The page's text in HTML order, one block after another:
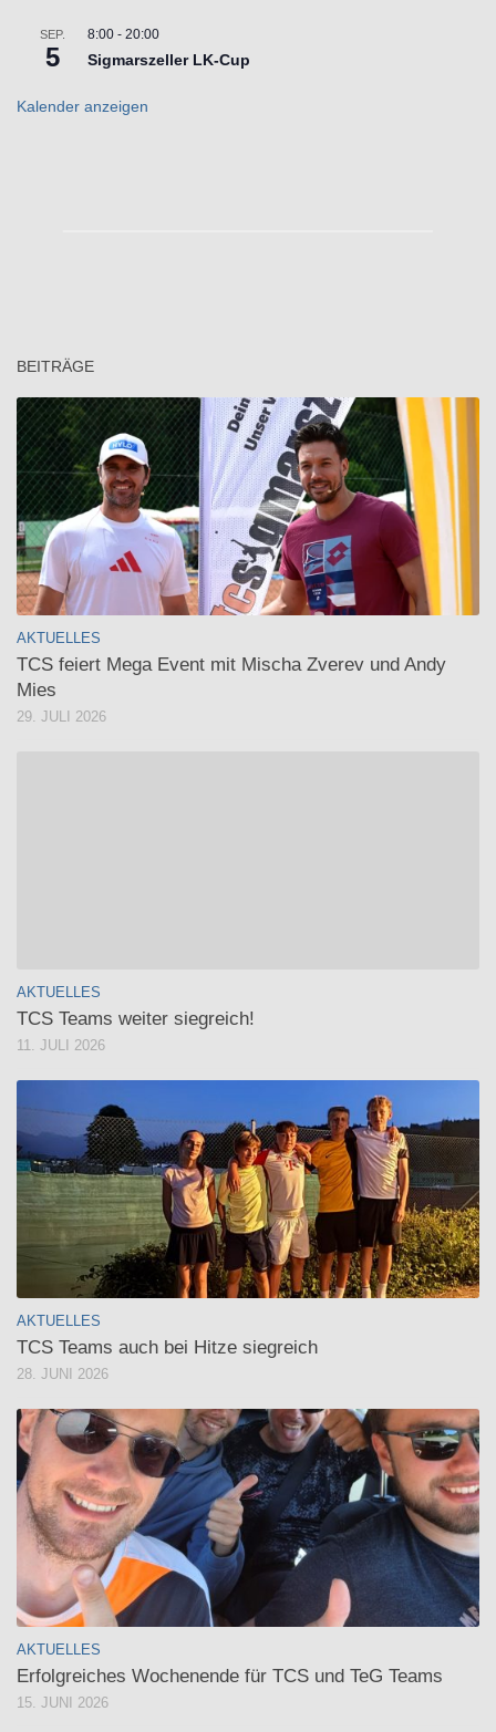
SEP.
5
8:00 - 20:00
Sigmarszeller LK-Cup
Kalender anzeigen
BEITRÄGE
AKTUELLES
TCS feiert Mega Event mit Mischa Zverev und Andy
Mies
29. JULI 2026
AKTUELLES
TCS Teams weiter siegreich!
11. JULI 2026
AKTUELLES
TCS Teams auch bei Hitze siegreich
28. JUNI 2026
AKTUELLES
Erfolgreiches Wochenende für TCS und TeG Teams
15. JUNI 2026